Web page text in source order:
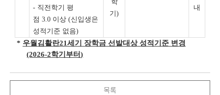
- 직전학기 평
점 3.0 이상 (신입생은
성적기준 없음)
학
기)
내
* 우월김활란21세기 장학금 선발대상 성적기준 변경
(2026-2학기부터)
목록